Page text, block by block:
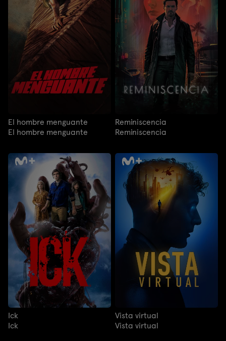
El hombre menguante
El hombre menguante
Reminiscencia
Reminiscencia
Ick
Ick
Vista virtual
Vista virtual